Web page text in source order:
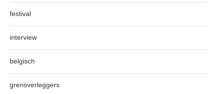
festival
interview
belgisch
grensverleggers